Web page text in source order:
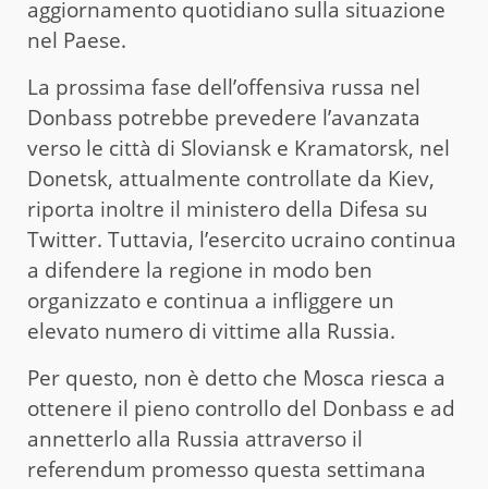
aggiornamento quotidiano sulla situazione
nel Paese.
La prossima fase dell’offensiva russa nel
Donbass potrebbe prevedere l’avanzata
verso le città di Sloviansk e Kramatorsk, nel
Donetsk, attualmente controllate da Kiev,
riporta inoltre il ministero della Difesa su
Twitter. Tuttavia, l’esercito ucraino continua
a difendere la regione in modo ben
organizzato e continua a infliggere un
elevato numero di vittime alla Russia.
Per questo, non è detto che Mosca riesca a
ottenere il pieno controllo del Donbass e ad
annetterlo alla Russia attraverso il
referendum promesso questa settimana